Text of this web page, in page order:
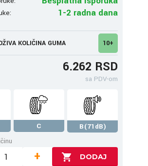
1-2 radna dana
KOLIČINA GUMA 10+
6.262 RSD
sa PDV-om
C
B(71dB)
+